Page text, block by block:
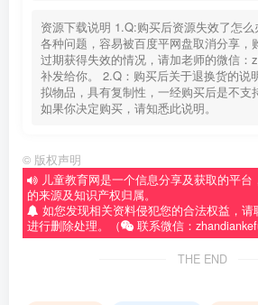
资源下载说明 1.Q:购买后资源失效了怎
各种问题，容易被百度平网盘取消分享，
过期获得失效的情况，请加老师的微信：
补发给你。 2.Q：购买后关于退换货的说
拟物品，具有复制性，一经购买后是不支
如果你决定购买，请知悉此说明。
© 版权声明
儿童教育网是一个信息分享及获取的平
的来源及知识产权归属。
如您发现相关资料侵犯您的合法权益，
进行删除处理。（
联系微信：
THE END